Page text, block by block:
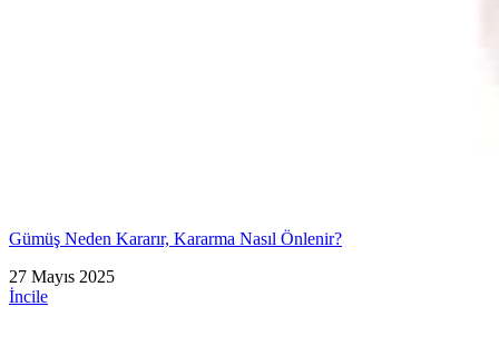
Gümüş Neden Kararır, Kararma Nasıl Önlenir?
27 Mayıs 2025
İncile